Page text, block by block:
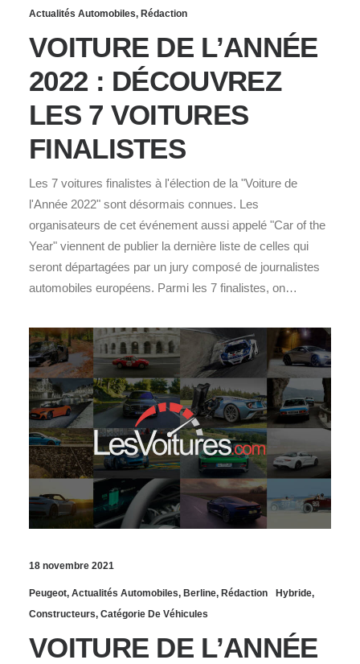
Actualités Automobiles, Rédaction
VOITURE DE L’ANNÉE
2022 : DÉCOUVREZ
LES 7 VOITURES
FINALISTES
Les 7 voitures finalistes à l'élection de la "Voiture de
l'Année 2022" sont désormais connues. Les
organisateurs de cet événement aussi appelé "Car of the
Year" viennent de publier la dernière liste de celles qui
seront départagées par un jury composé de journalistes
automobiles européens. Parmi les 7 finalistes, on…
18 novembre 2021
Peugeot, Actualités Automobiles, Berline, Rédaction Hybride,
Constructeurs, Catégorie De Véhicules
VOITURE DE L’ANNÉE